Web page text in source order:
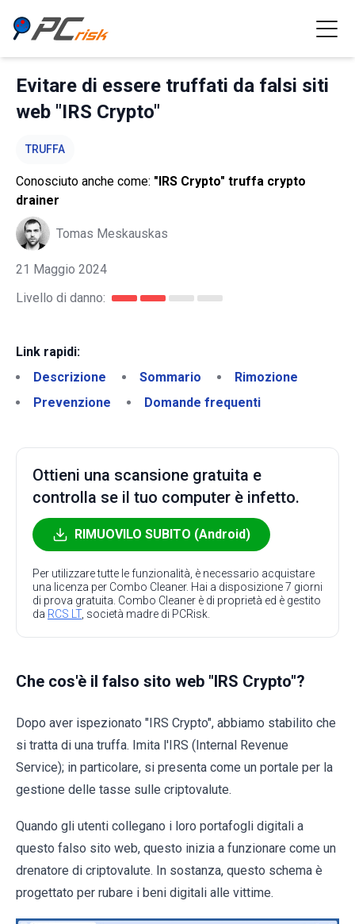
Evitare di essere truffati da falsi siti
web "IRS Crypto"
TRUFFA
Conosciuto anche come: "IRS Crypto" truffa crypto
drainer
Tomas Meskauskas
21 Maggio 2024
Livello di danno:
Link rapidi:
Descrizione
Sommario
Rimozione
Prevenzione
Domande frequenti
Ottieni una scansione gratuita e
controlla se il tuo computer è infetto.
RIMUOVILO SUBITO (Android)
Per utilizzare tutte le funzionalità, è necessario acquistare
una licenza per Combo Cleaner. Hai a disposizione 7 giorni
di prova gratuita. Combo Cleaner è di proprietà ed è gestito
da RCS LT, società madre di PCRisk.
Che cos'è il falso sito web "IRS Crypto"?
Dopo aver ispezionato "IRS Crypto", abbiamo stabilito che
si tratta di una truffa. Imita l'IRS (Internal Revenue
Service); in particolare, si presenta come un portale per la
gestione delle tasse sulle criptovalute.
Quando gli utenti collegano i loro portafogli digitali a
questo falso sito web, questo inizia a funzionare come un
drenatore di criptovalute. In sostanza, questo schema è
progettato per rubare i beni digitali alle vittime.